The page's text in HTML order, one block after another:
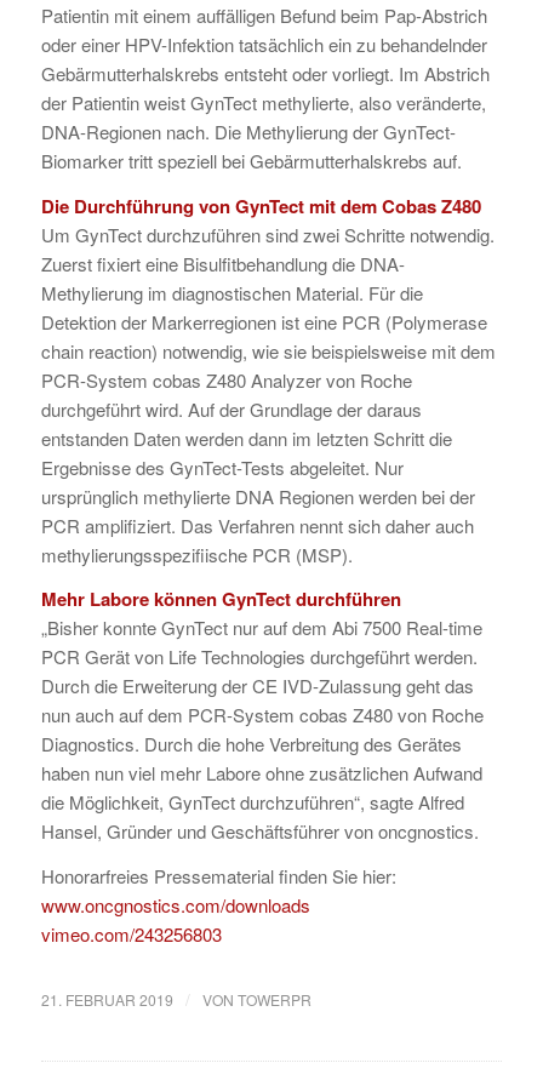
Patientin mit einem auffälligen Befund beim Pap-Abstrich
oder einer HPV-Infektion tatsächlich ein zu behandelnder
Gebärmutterhalskrebs entsteht oder vorliegt. Im Abstrich
der Patientin weist GynTect methylierte, also veränderte,
DNA-Regionen nach. Die Methylierung der GynTect-
Biomarker tritt speziell bei Gebärmutterhalskrebs auf.
Die Durchführung von GynTect mit dem Cobas Z480
Um GynTect durchzuführen sind zwei Schritte notwendig.
Zuerst fixiert eine Bisulfitbehandlung die DNA-
Methylierung im diagnostischen Material. Für die
Detektion der Markerregionen ist eine PCR (Polymerase
chain reaction) notwendig, wie sie beispielsweise mit dem
PCR-System cobas Z480 Analyzer von Roche
durchgeführt wird. Auf der Grundlage der daraus
entstanden Daten werden dann im letzten Schritt die
Ergebnisse des GynTect-Tests abgeleitet. Nur
ursprünglich methylierte DNA Regionen werden bei der
PCR amplifiziert. Das Verfahren nennt sich daher auch
methylierungsspezifiische PCR (MSP).
Mehr Labore können GynTect durchführen
„Bisher konnte GynTect nur auf dem Abi 7500 Real-time
PCR Gerät von Life Technologies durchgeführt werden.
Durch die Erweiterung der CE IVD-Zulassung geht das
nun auch auf dem PCR-System cobas Z480 von Roche
Diagnostics. Durch die hohe Verbreitung des Gerätes
haben nun viel mehr Labore ohne zusätzlichen Aufwand
die Möglichkeit, GynTect durchzuführen“, sagte Alfred
Hansel, Gründer und Geschäftsführer von oncgnostics.
Honorarfreies Pressematerial finden Sie hier:
www.oncgnostics.com/downloads
vimeo.com/243256803
21. FEBRUAR 2019 / VON TOWERPR